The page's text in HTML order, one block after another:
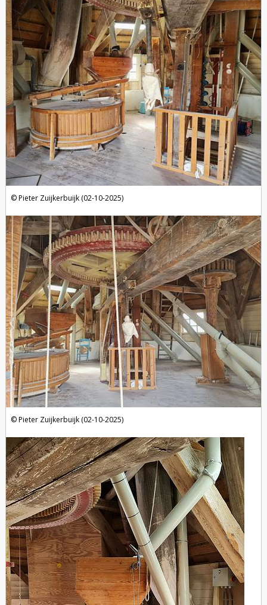
Pieter Zuijkerbuijk (02-10-2025)
Pieter Zuijkerbuijk (02-10-2025)